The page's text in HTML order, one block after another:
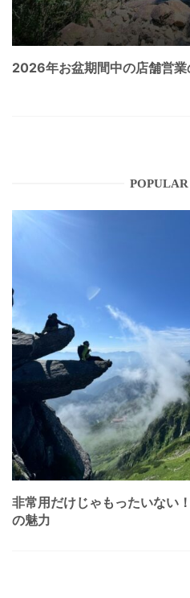
2026年お盆期間中の店舗営業
POPULAR
非常用だけじゃもったいない
の魅力